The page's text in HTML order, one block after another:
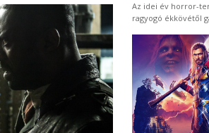
Az idei év horror-
ragyogó ékkövétől